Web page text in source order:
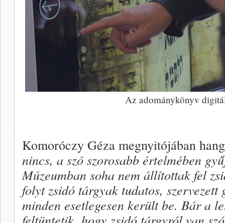
Az adománykönyv
Komoróczy Géza megnyitójában
nincs, a szó szorosabb értelmében
Múzeumban soha nem állítottak fel
folyt zsidó tárgyak tudatos,
minden esetlegesen került be. Bár a